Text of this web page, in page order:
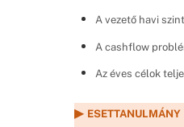
A vezető havi
A cashflow
Az éves célok
▶ ESETTANULMÁNY